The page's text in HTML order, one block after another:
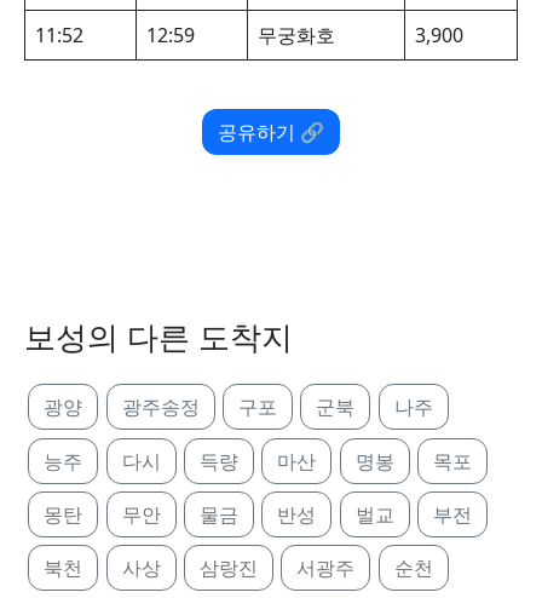
11:52
12:59 무궁화호 3,900
공유하기 🔗
보성의 다른 도착지
광양 광주송정 구포 군북 나주
능주 다시 득량 마산 명봉 목포
몽탄 무안 물금 반성 벌교 부전
북천 사상 삼랑진 서광주 순천